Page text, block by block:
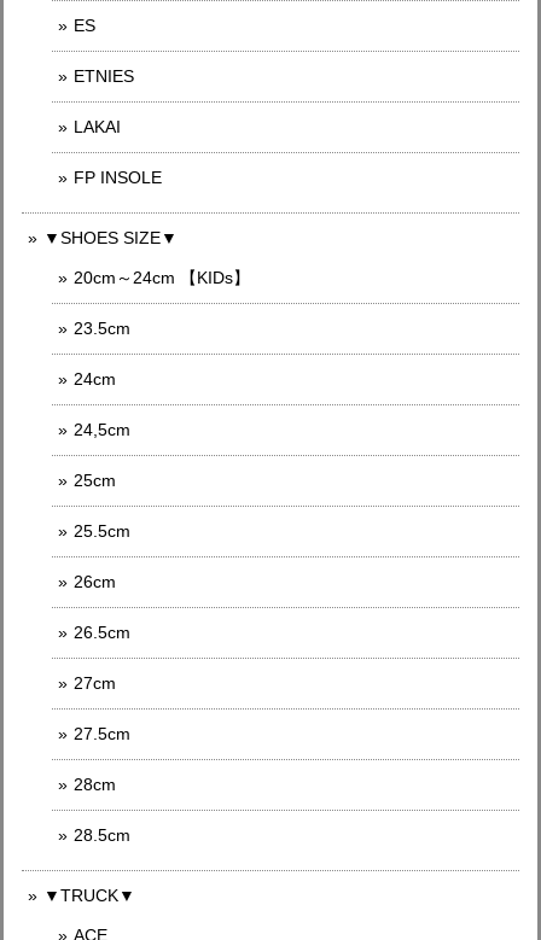
ES
ETNIES
LAKAI
FP INSOLE
▼SHOES SIZE▼
20cm～24cm 【KIDs】
23.5cm
24cm
24,5cm
25cm
25.5cm
26cm
26.5cm
27cm
27.5cm
28cm
28.5cm
▼TRUCK▼
ACE